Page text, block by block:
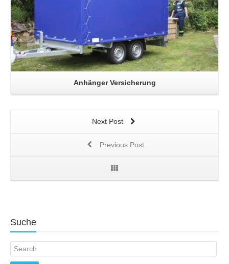
Anhänger Versicherung
Next Post
Previous Post
Suche